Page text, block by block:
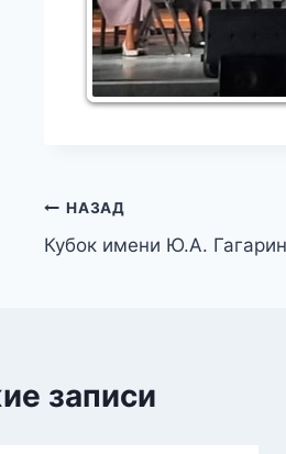
Навигация
по
НАЗАД
Кубок имени Ю.А.
записи